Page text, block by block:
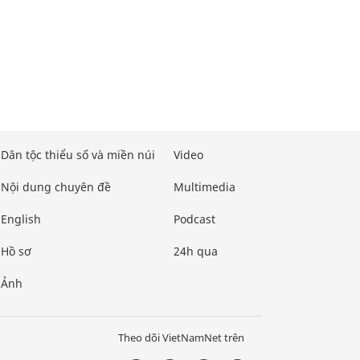
Dân tộc thiểu số và miền núi
Nội dung chuyên đề
English
Hồ sơ
Ảnh
Video
Multimedia
Podcast
24h qua
Theo dõi VietNamNet trên